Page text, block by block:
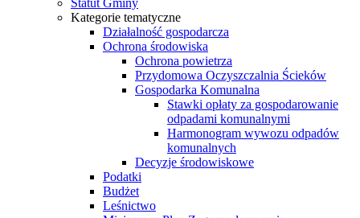
Statut Gminy
Kategorie tematyczne
Działalność gospodarcza
Ochrona środowiska
Ochrona powietrza
Przydomowa Oczyszczalnia Ścieków
Gospodarka Komunalna
Stawki opłaty za gospodarowanie
odpadami komunalnymi
Harmonogram wywozu odpadów
komunalnych
Decyzje środowiskowe
Podatki
Budżet
Leśnictwo